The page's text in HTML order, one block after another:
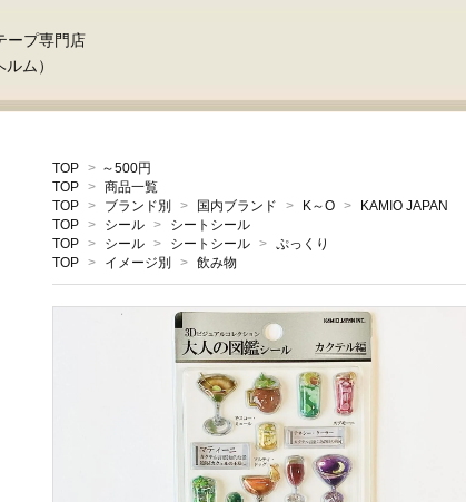
ープ専門店
ム）
TOP > ～500円
TOP > 商品一覧
TOP > ブランド別 > 国内ブランド > K～O >
KAMIO JAPAN
TOP > シール >
シートシール
TOP > シール > シートシール > ぷっくり
TOP > イメージ別 > 飲み物